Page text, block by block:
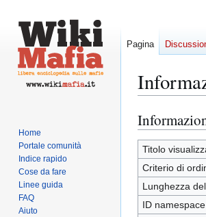
Vai
alla
navigazione
Vai
alla
ricerca
Titolo
Criterio di
Lunghezza
ID namespace
Pagina
Home
Portale comunità
Indice rapido
Cose da fare
Linee guida
FAQ
Aiuto